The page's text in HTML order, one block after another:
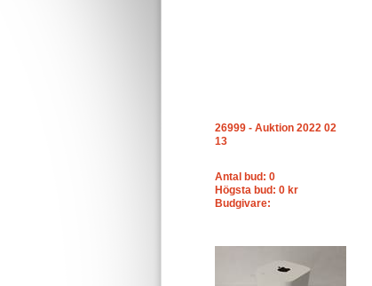
26999 - Auktion 2022 02
13
Antal bud: 0
Högsta bud: 0 kr
Budgivare: